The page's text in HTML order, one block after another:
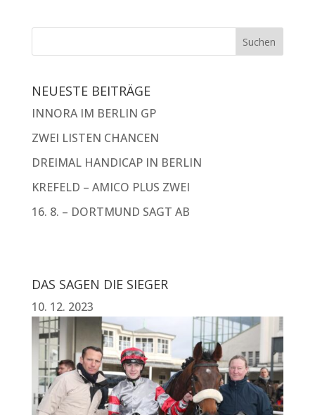
NEUESTE BEITRÄGE
INNORA IM BERLIN GP
ZWEI LISTEN CHANCEN
DREIMAL HANDICAP IN BERLIN
KREFELD – AMICO PLUS ZWEI
16. 8. – DORTMUND SAGT AB
DAS SAGEN DIE SIEGER
10. 12. 2023